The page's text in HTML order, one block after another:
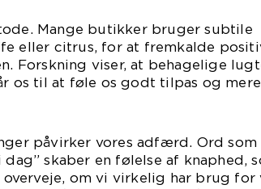
Mange butikker bruger subtile
eller citrus, for at fremkalde
Forskning viser, at behagelige
os til at føle os godt tilpas og
påvirker vores adfærd. Ord som
skaber en følelse af knaphed,
om vi virkelig har brug for